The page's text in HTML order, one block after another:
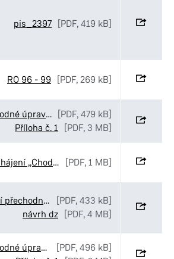
pis_2397 [PDF, 419 kB]
RO 96 - 99 [PDF, 269 kB]
Stanovení přechodné úpravy provozu v ulici Kyjevská v Pardubicích [PDF, 479 kB]
Příloha č. 1 [PDF, 3 MB]
Vyrozumění o zahájení „Chodníky v ulici Staňkova“, Pardubice [PDF, 1 MB]
vv oop stanovení přechodné úpravy Elpo Kostěnice
[PDF, 433 kB]
návrh dz [PDF, 4 MB]
Stanovení přechodné úpravy provozu v ulici Havlíčkova v Pardubicích
[PDF, 496 kB]